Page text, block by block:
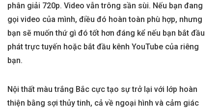
phân giải 720p. Video vẫn trông sần sùi. Nếu bạn đang
gọi video của mình, điều đó hoàn toàn phù hợp, nhưng
bạn sẽ muốn thứ gì đó tốt hơn đáng kể nếu bạn bắt đầu
phát trực tuyến hoặc bắt đầu kênh YouTube của riêng
bạn.
Nội thất màu trắng Bắc cực tạo sự trở lại với lớp hoàn
thiện bằng sợi thủy tinh, cả về ngoại hình và cảm giác